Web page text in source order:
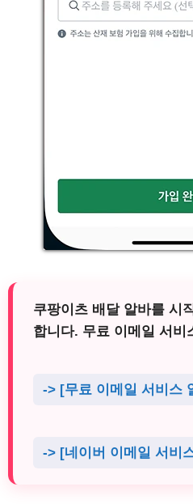
쿠팡이츠 배달 알바를 시
합니다. 무료 이메일 서비
-> [무료 이메일 서비스
-> [네이버 이메일 서비